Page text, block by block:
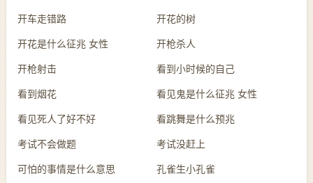
开车走错路 开花的树
开花是什么征兆 女性 开枪杀人
开枪射击 看到小时候的自己
看到烟花 看见鬼是什么征兆 女性
看见死人了好不好 看跳舞是什么预兆
考试不会做题 考试没赶上
可怕的事情是什么意思 孔雀生小孔雀